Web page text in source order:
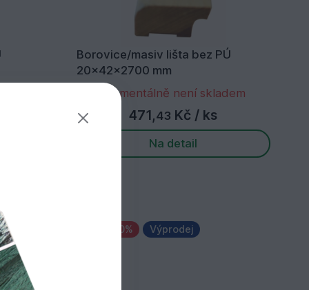
Borovice/masiv lišta bez PÚ
20x42x2700 mm
Momentálně není skladem
471,43 Kč / ks
Na detail
Sleva 50% Výprodej